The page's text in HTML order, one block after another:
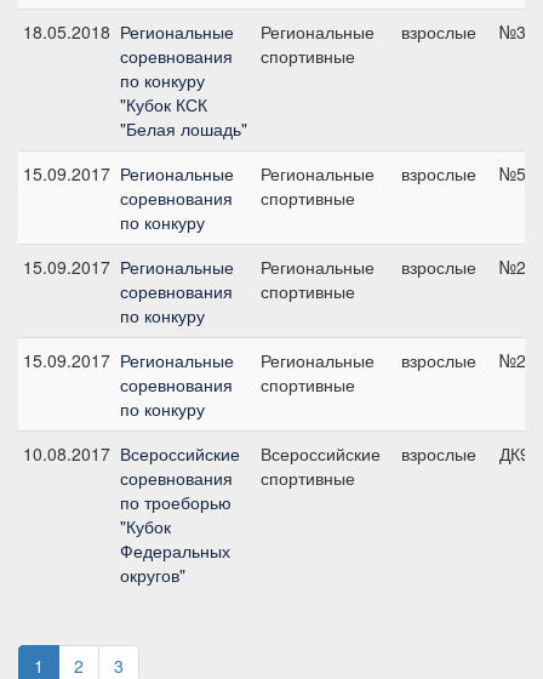
18.05.2018 Региональные
соревнования
по конкуру
"Кубок КСК
"Белая лошадь"
Региональные
спортивные
взрослые №3,
15.09.2017 Региональные
соревнования
по конкуру
Региональные
спортивные
взрослые №5,
15.09.2017 Региональные
соревнования
по конкуру
Региональные
спортивные
взрослые №2,
15.09.2017 Региональные
соревнования
по конкуру
Региональные
спортивные
взрослые №2,
10.08.2017 Всероссийские
соревнования
по троеборью
"Кубок
Федеральных
округов"
Всероссийские
спортивные
взрослые ДК90
1 2 3